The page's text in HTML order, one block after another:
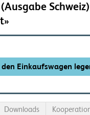
Downloads